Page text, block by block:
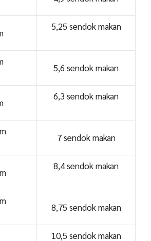
5,25 sendok makan
5,6 sendok makan
6,3 sendok makan
7 sendok makan
8,4 sendok makan
8,75 sendok makan
10,5 sendok makan